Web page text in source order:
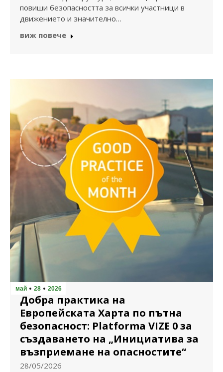
повиши безопасността за всички участници в
движението и значително…
виж повече
май 28 2026
Добра практика на
Европейската Харта по пътна
безопасност: Platforma VIZE 0 за
създаването на „Инициатива за
възприемане на опасностите“
28/05/2026